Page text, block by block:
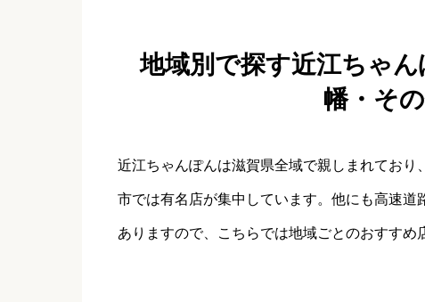
地域別で探す近江ちゃ
幡・そ
近江ちゃんぽんは滋賀県全域で親しまれてお
市では有名店が集中しています。他にも高速
ありますので、こちらでは地域ごとのおすすめ